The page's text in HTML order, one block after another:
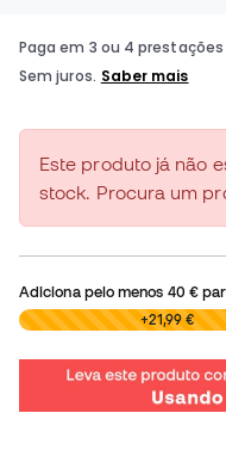
Este produto já não
stock. Procura um
Adiciona pelo menos 40 €
0,00 € +21,99 €